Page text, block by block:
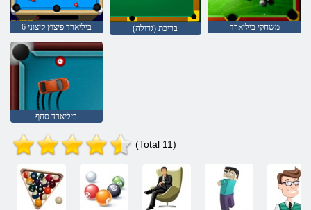
ביליארד פיצוץ קיצוני 6 בריכת (גדולה) משחקי ביליארד
ביליארד סחף
(Total 11)